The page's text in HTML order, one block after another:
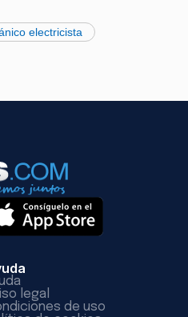
electricista
legal
de uso